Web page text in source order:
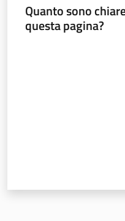
Biodiversità
Quanto sono
questa pagina?